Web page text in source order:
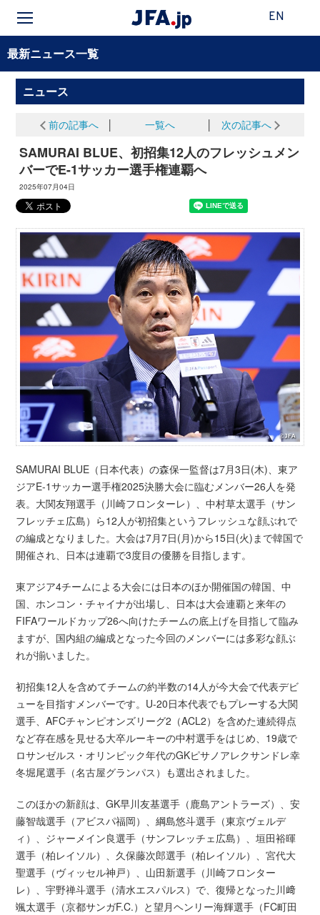
EN
最新ニュース一覧
ニュース
前の記事へ 一覧へ 次の記事へ
SAMURAI BLUE、初招集12人のフレッシュメン
バーでE-1サッカー選手権連覇へ
2025年07月04日
SAMURAI BLUE（日本代表）の森保一監督は7月3日(木)、東ア
ジアE-1サッカー選手権2025決勝大会に臨むメンバー26人を発
表。大関友翔選手（川崎フロンターレ）、中村草太選手（サン
フレッチェ広島）ら12人が初招集というフレッシュな顔ぶれで
の編成となりました。大会は7月7日(月)から15日(火)まで韓国で
開催され、日本は連覇で3度目の優勝を目指します。
東アジア4チームによる大会には日本のほか開催国の韓国、中
国、ホンコン・チャイナが出場し、日本は大会連覇と来年の
FIFAワールドカップ26へ向けたチームの底上げを目指して臨み
ますが、国内組の編成となった今回のメンバーには多彩な顔ぶ
れが揃いました。
初招集12人を含めてチームの約半数の14人が今大会で代表デビ
ューを目指すメンバーです。U-20日本代表でもプレーする大関
選手、AFCチャンピオンズリーグ2（ACL2）を含めた連続得点
など存在感を見せる大卒ルーキーの中村選手をはじめ、19歳で
ロサンゼルス・オリンピック年代のGKピサノアレクサンドレ幸
冬堀尾選手（名古屋グランパス）も選出されました。
このほかの新顔は、GK早川友基選手（鹿島アントラーズ）、安
藤智哉選手（アビスパ福岡）、綱島悠斗選手（東京ヴェルデ
ィ）、ジャーメイン良選手（サンフレッチェ広島）、垣田裕暉
選手（柏レイソル）、久保藤次郎選手（柏レイソル）、宮代大
聖選手（ヴィッセル神戸）、山田新選手（川崎フロンター
レ）、宇野禅斗選手（清水エスパルス）で、復帰となった川﨑
颯太選手（京都サンガF.C.）と望月ヘンリー海輝選手（FC町田